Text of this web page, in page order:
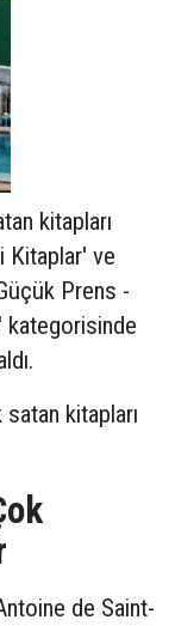
kitapları
Kitaplar' ve
Prens -
kategorisinde
kitapları
de Saint-